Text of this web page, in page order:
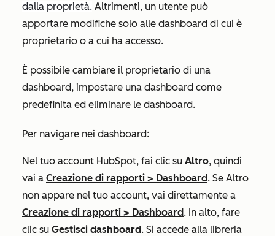
dalla proprietà. Altrimenti, un utente può
apportare modifiche solo alle dashboard di cui è
proprietario o a cui ha accesso.
È possibile cambiare il proprietario di una
dashboard, impostare una dashboard come
predefinita ed eliminare le dashboard.
Per navigare nei dashboard:
Nel tuo account HubSpot, fai clic su Altro, quindi
vai a Creazione di rapporti > Dashboard. Se Altro
non appare nel tuo account, vai direttamente a
Creazione di rapporti > Dashboard. In alto, fare
clic su Gestisci dashboard. Si accede alla libreria